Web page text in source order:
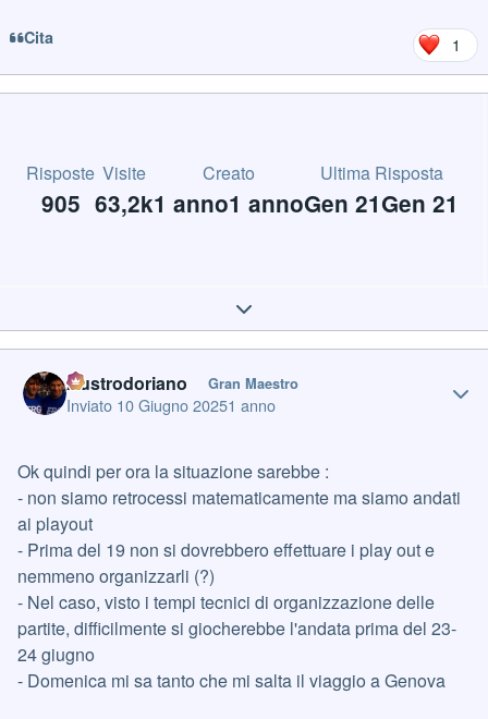
Cita 1
Risposte
905
Visite
63,2k
Creato
1 anno1 anno
Ultima Risposta
Gen 21Gen 21
Expand topic overview
Austrodoriano Gran Maestro
Inviato 10 Giugno 20251 anno
Ok quindi per ora la situazione sarebbe :
- non siamo retrocessi matematicamente ma siamo andati
ai playout
- Prima del 19 non si dovrebbero effettuare i play out e
nemmeno organizzarli (?)
- Nel caso, visto i tempi tecnici di organizzazione delle
partite, difficilmente si giocherebbe l'andata prima del 23-
24 giugno
- Domenica mi sa tanto che mi salta il viaggio a Genova